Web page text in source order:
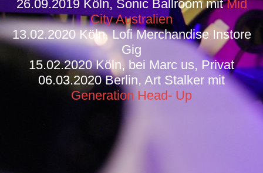
26.09.2019 Köln, Sonic Ballroom mitMid
City Australien
13.02.2020 Köln, Lofi Merchandise Instore
Gig
15.02.2020 Köln, bei Marc us, Privat
06.03.2020 Berlin, Art Stalker mit
Generation Head- Up